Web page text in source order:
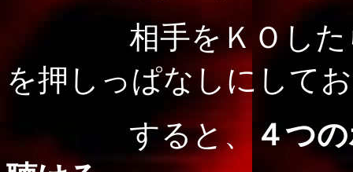
相手をＫＯし
を押しっぱなしにして
すると、
４つ